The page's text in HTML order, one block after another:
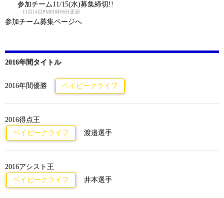
参加チーム11/15(水)募集締切!!
11月14日PM01時06分更新
参加チーム募集ページへ
2016年間タイトル
2016年間優勝 ベイビークライフ
2016得点王
ベイビークライフ
渡邉選手
2016アシスト王
ベイビークライフ
井本選手